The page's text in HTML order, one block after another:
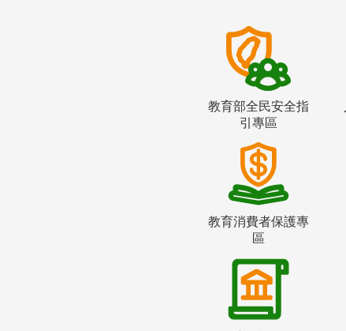
教育部全民安全指
引專區
教育消費者保護專
區